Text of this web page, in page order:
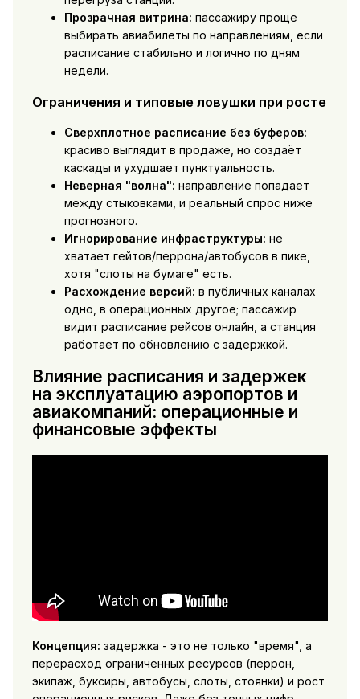
Прозрачная витрина: пассажиру проще
выбирать авиабилеты по направлениям, если
расписание стабильно и логично по дням
недели.
Ограничения и типовые ловушки при росте
Сверхплотное расписание без буферов:
красиво выглядит в продаже, но создаёт
каскады и ухудшает пунктуальность.
Неверная "волна": направление попадает
между стыковками, и реальный спрос ниже
прогнозного.
Игнорирование инфраструктуры: не
хватает гейтов/перрона/автобусов в пике,
хотя "слоты на бумаге" есть.
Расхождение версий: в публичных каналах
одно, в операционных другое; пассажир
видит расписание рейсов онлайн, а станция
работает по обновлению с задержкой.
Влияние расписания и задержек
на эксплуатацию аэропортов и
авиакомпаний: операционные и
финансовые эффекты
Концепция: задержка - это не только "время", а
перерасход ограниченных ресурсов (перрон,
экипаж, буксиры, автобусы, слоты, стоянки) и рост